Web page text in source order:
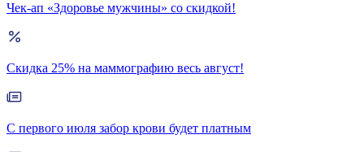
Чек-ап «Здоровье мужчины» со скидкой!
Скидка 25% на маммографию весь август!
С первого июля забор крови будет платным